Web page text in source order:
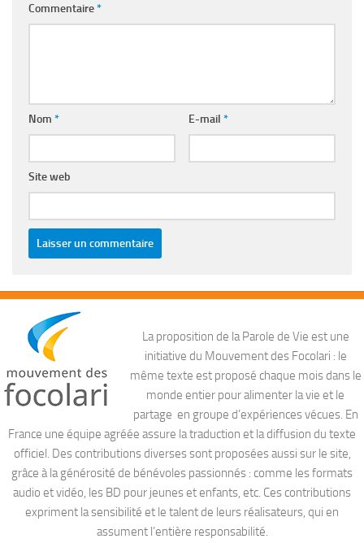
Commentaire*
Nom * E-mail *
Site web
La proposition de la Parole de Vie est une
initiative du Mouvement des Focolari : le
même texte est proposé chaque mois dans le
monde entier pour alimenter la vie et le
partage en groupe d’expériences vécues. En
France une équipe agréée assure la traduction et la diffusion du texte
officiel. Des contributions diverses sont proposées aussi sur le site,
grâce à la générosité de bénévoles passionnés : comme les formats
audio et vidéo, les BD pour jeunes et enfants, etc. Ces contributions
expriment la sensibilité et le talent de leurs réalisateurs, qui en
assument l’entière responsabilité.